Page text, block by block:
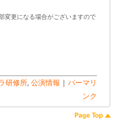
変更になる場合がございますので
研修所, 公演情報 | パーマリ
ンク